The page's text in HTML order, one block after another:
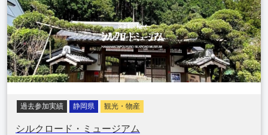
過去参加実績 静岡県 観光・物産
シルクロード・ミュージアム